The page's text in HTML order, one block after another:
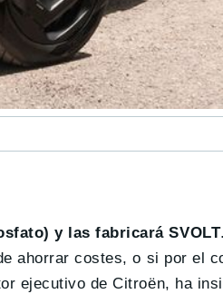
y las fabricará SVOLT
ahorrar costes, o si por el
ejecutivo de Citroën, ha